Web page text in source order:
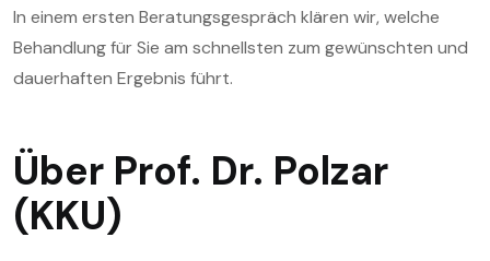
In einem ersten Beratungsgespräch klären wir, welche
Behandlung für Sie am schnellsten zum gewünschten und
dauerhaften Ergebnis führt.
Über Prof. Dr. Polzar
(KKU)